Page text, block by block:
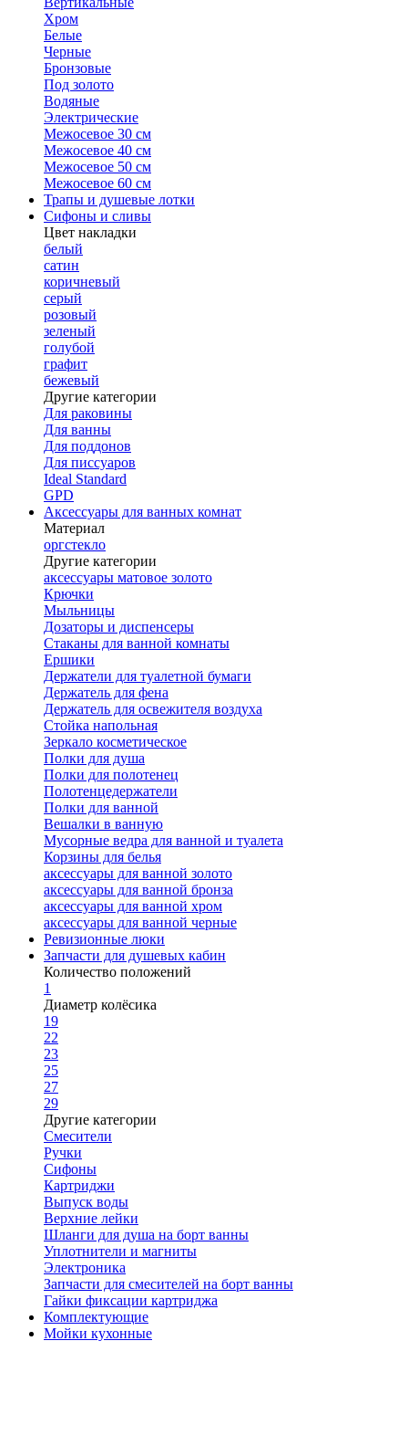
Хром
Белые
Черные
Бронзовые
Под золото
Водяные
Электрические
Межосевое 30 см
Межосевое 40 см
Межосевое 50 см
Межосевое 60 см
Трапы и душевые лотки
Сифоны и сливы
Цвет накладки
белый
сатин
коричневый
серый
розовый
зеленый
голубой
графит
бежевый
Другие категории
Для раковины
Для ванны
Для поддонов
Для писсуаров
Ideal Standard
GPD
Аксессуары для ванных комнат
Материал
оргстекло
Другие категории
аксессуары матовое золото
Крючки
Мыльницы
Дозаторы и диспенсеры
Стаканы для ванной комнаты
Ершики
Держатели для туалетной бумаги
Держатель для фена
Держатель для освежителя воздуха
Стойка напольная
Зеркало косметическое
Полки для душа
Полки для полотенец
Полотенцедержатели
Полки для ванной
Вешалки в ванную
Мусорные ведра для ванной и туалета
Корзины для белья
аксессуары для ванной золото
аксессуары для ванной бронза
аксессуары для ванной хром
аксессуары для ванной черные
Ревизионные люки
Запчасти для душевых кабин
Количество положений
1
Диаметр колёсика
19
22
23
25
27
29
Другие категории
Смесители
Ручки
Сифоны
Картриджи
Выпуск воды
Верхние лейки
Шланги для душа на борт ванны
Уплотнители и магниты
Электроника
Запчасти для смесителей на борт ванны
Гайки фиксации картриджа
Комплектующие
Мойки кухонные